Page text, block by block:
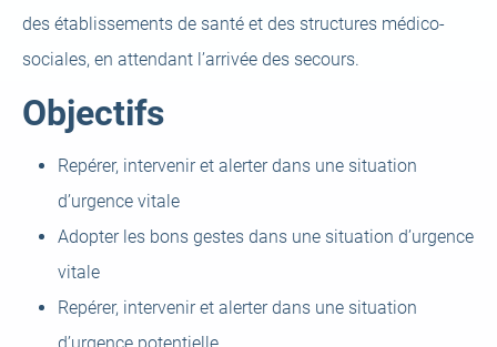
des établissements de santé et des structures médico-
sociales, en attendant l’arrivée des secours.
Objectifs
Repérer, intervenir et alerter dans une situation
d’urgence vitale
Adopter les bons gestes dans une situation d’urgence
vitale
Repérer, intervenir et alerter dans une situation